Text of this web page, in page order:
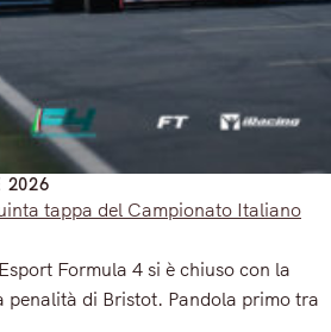
2026
tappa del Campionato Italiano
Formula 4 si è chiuso con la
penalità di Bristot. Pandola primo tra